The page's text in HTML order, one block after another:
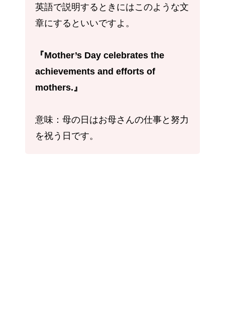
英語で説明するときにはこのような文
章にするといいですよ。
『Mother’s Day celebrates the
achievements and efforts of
mothers.』
意味：母の日はお母さんの仕事と努力
を祝う日です。